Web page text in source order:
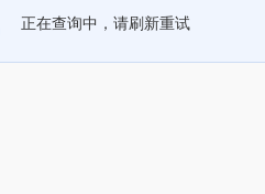
正在查询中，请刷新重试